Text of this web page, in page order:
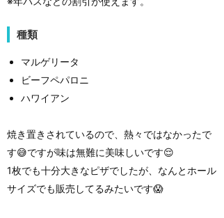
種類
マルゲリータ
ビーフペパロニ
ハワイアン
焼き置きされているので、熱々ではなかったで
す😅ですが味は無難に美味しいです😌
1枚でも十分大きなピザでしたが、なんとホール
サイズでも販売してるみたいです😱